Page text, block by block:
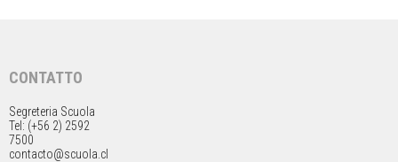
CONTATTO
Segreteria Scuola
Tel: (+56 2) 2592
7500
contacto@scuola.cl